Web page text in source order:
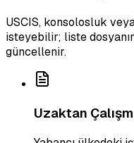
USCIS, konsolosluk
isteyebilir; liste
güncellenir.
Uzaktan